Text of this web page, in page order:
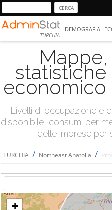
TURCHIA
DEMOGRAFIA
statistiche
economico
Livelli di occupazione e
disponibile, consumi per
delle imprese per
TURCHIA / Northeast Anatolia /